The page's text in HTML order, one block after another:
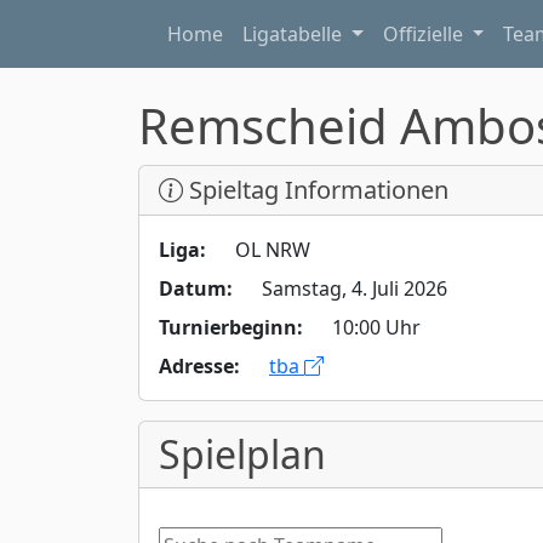
Home Ligatabelle Offizielle
Remscheid
Spieltag Informationen
Liga:
OL NRW
Datum:
Samstag, 4. Juli 2026
Turnierbeginn:
10:00 Uhr
Adresse:
tba
Spielplan